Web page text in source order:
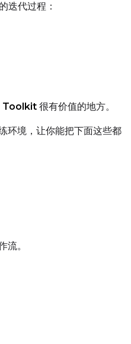
Prompt
迭代过程：
Toolkit 很有价值的地方。
环境，让你能把下面这些都
流。